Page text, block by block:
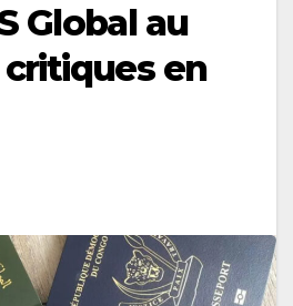
Global au
en